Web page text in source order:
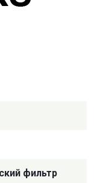
фильтр